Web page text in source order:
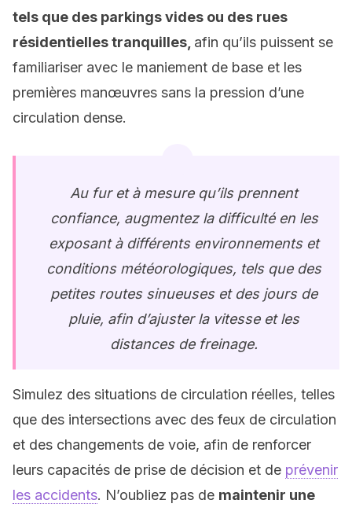
tels que des parkings vides ou des rues
résidentielles tranquilles, afin qu’ils puissent se
familiariser avec le maniement de base et les
premières manœuvres sans la pression d’une
circulation dense.
Au fur et à mesure qu’ils prennent
confiance, augmentez la difficulté en les
exposant à différents environnements et
conditions météorologiques, tels que des
petites routes sinueuses et des jours de
pluie, afin d’ajuster la vitesse et les
distances de freinage.
Simulez des situations de circulation réelles, telles
que des intersections avec des feux de circulation
et des changements de voie, afin de renforcer
leurs capacités de prise de décision et de prévenir
les accidents. N’oubliez pas de maintenir une